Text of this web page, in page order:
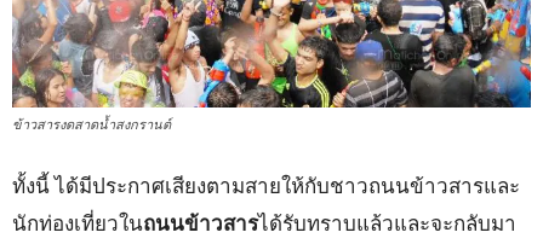
ข้าวสารงดสาดน้ำสงกรานต์
ทั้งนี้ ได้มีประกาศเสียงตามสายให้กับชาวถนนข้าวสารและ
นักท่องเที่ยวในถนนข้าวสารได้รับทราบแล้วและจะกลับมา